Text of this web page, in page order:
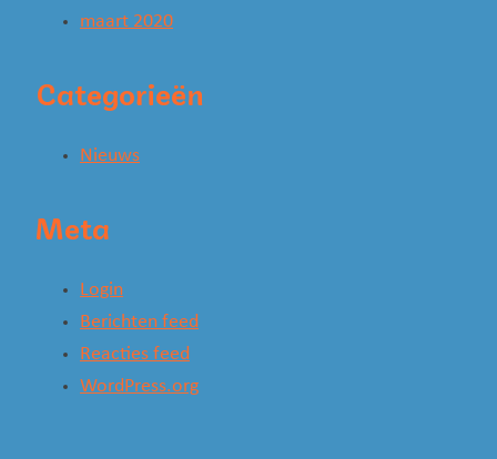
maart 2020
Categorieën
Nieuws
Meta
Login
Berichten feed
Reacties feed
WordPress.org